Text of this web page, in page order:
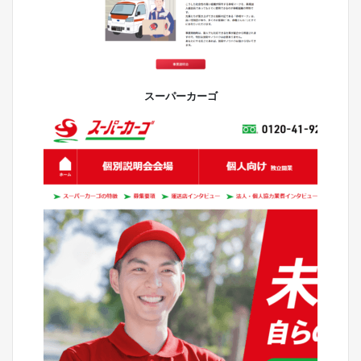
スーパーカーゴ